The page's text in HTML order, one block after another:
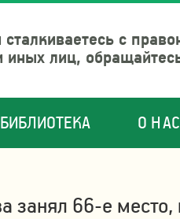
с
иных лиц,
БИБЛИОТЕКА О НАС
занял 66-е